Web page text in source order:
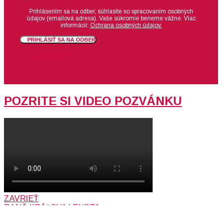
Prihlásením sa na odber, súhlasíte so spracovaním osobných
údajov (emailová adresa). Vaše súkromie berieme vážne. Viac
informácií: Ochrana osobných údajov.
PRIHLÁSIŤ SA NA ODBER
POZRITE SI VIDEO POZVÁNKU
ZAVRIEŤ
RANČ KRÁĽOVA LEHOTA